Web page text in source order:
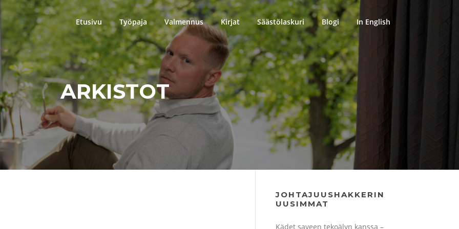
Etusivu Työpaja Valmennus Kirjat Säästölaskuri Blogi In English
ARKISTOT
JOHTAJUUSHAKKERIN
UUSIMMAT
Kädet saveen tekoälyn kanssa –